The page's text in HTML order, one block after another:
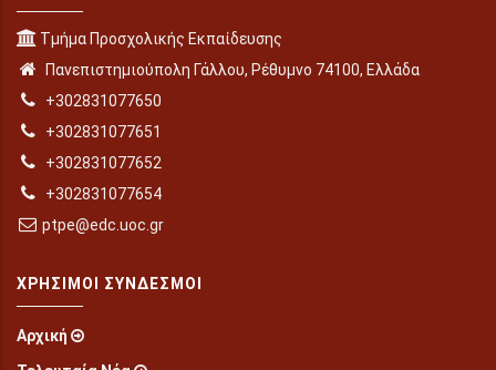
Τμήμα Προσχολικής Εκπαίδευσης
Πανεπιστημιούπολη Γάλλου, Ρέθυμνο 74100, Ελλάδα
+302831077650
+302831077651
+302831077652
+302831077654
ptpe@edc.uoc.gr
ΧΡΉΣΙΜΟΙ ΣΎΝΔΕΣΜΟΙ
Αρχική